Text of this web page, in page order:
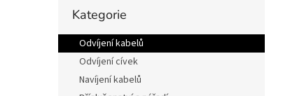
l
kategorie
Kategorie
Odvíjení kabelů
Odvíjení cívek
Navíjení kabelů